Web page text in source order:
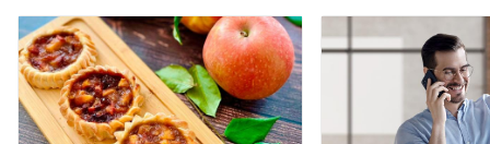
*Перепечи выпекаются из бездрожжевого сдобного
теста!
278,21 кКал/100 гр